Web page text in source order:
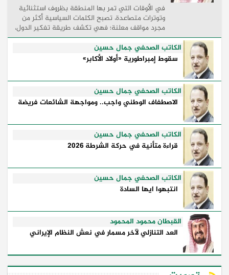
في الأوقات التي تمر بها المنطقة بظروف استثنائية
وتوترات متصاعدة، تصبح الكلمات السياسية أكثر من
مجرد مواقف معلنة؛ فهي تكشف طريقة تفكير الدول،
وكيفية إدارتها للأزمات، والحدود التي تفصل بين القوة
...
الكاتب الصحفي جمال حسين
سقوط إمبراطورية «أولاد الأكابر»
الكاتب الصحفي جمال حسين
الاصطفاف الوطني واجب.. ومواجهة الشائعات فريضة
الكاتب الصحفي جمال حسين
قراءة متأنية في حركة الشرطة 2026
الكاتب الصحفي جمال حسين
انتبهوا ايها السادة
القبطان محمود المحمود
العد التنازلي لآخر مسمار في نعش النظام الإيراني